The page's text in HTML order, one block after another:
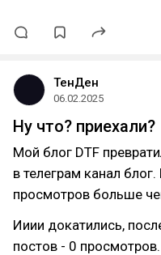
ТенДен
06.02.2025
Ну что? приехали?
Мой блог DTF
в телеграм канал
просмотров больше
Ииии докатились,
постов - 0 просмотров.